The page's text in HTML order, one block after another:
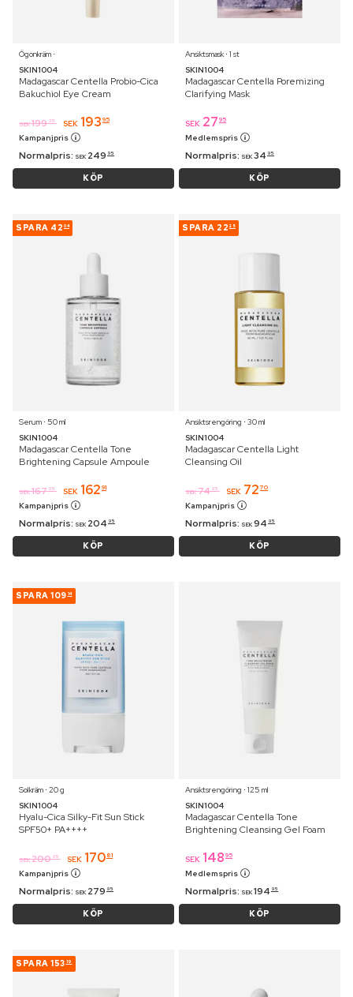
Ögonkräm ⋅
SKIN1004
Madagascar Centella Probio-Cica
Bakuchiol Eye Cream
SEK 199 95 SEK 193 95
Kampanjpris
Normalpris: SEK 249 95
KÖP
Ansiktsmask ⋅ 1 st
SKIN1004
Madagascar Centella Poremizing
Clarifying Mask
SEK 27 95
Medlemspris
Normalpris: SEK 34 95
KÖP
SPARA 42 04
Serum ⋅ 50 ml
SKIN1004
Madagascar Centella Tone
Brightening Capsule Ampoule
SEK 167 95 SEK 162 91
Kampanjpris
Normalpris: SEK 204 95
KÖP
SPARA 22 25
Ansiktsrengöring ⋅ 30 ml
SKIN1004
Madagascar Centella Light
Cleansing Oil
SEK 74 95 SEK 72 70
Kampanjpris
Normalpris: SEK 94 95
KÖP
SPARA 109 14
Solkräm ⋅ 20 g
SKIN1004
Hyalu-Cica Silky-Fit Sun Stick
SPF50+ PA++++
SEK 200 95 SEK 170 81
Kampanjpris
Normalpris: SEK 279 95
KÖP
Ansiktsrengöring ⋅ 125 ml
SKIN1004
Madagascar Centella Tone
Brightening Cleansing Gel Foam
SEK 148 95
Medlemspris
Normalpris: SEK 194 95
KÖP
SPARA 153 19